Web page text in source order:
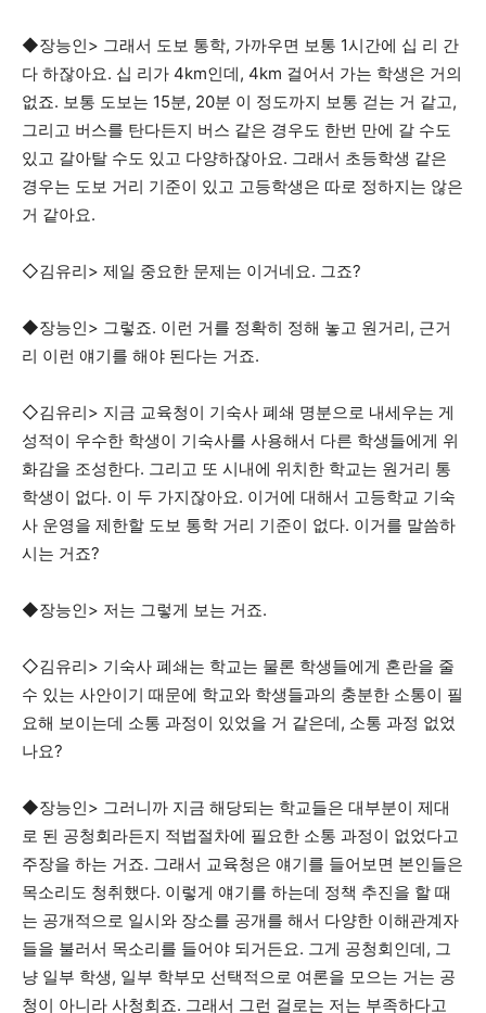
◆장능인> 그래서 도보 통학, 가까우면 보통 1시간에 십 리 간
다 하잖아요. 십 리가 4km인데, 4km 걸어서 가는 학생은 거의
없죠. 보통 도보는 15분, 20분 이 정도까지 보통 걷는 거 같고,
그리고 버스를 탄다든지 버스 같은 경우도 한번 만에 갈 수도
있고 갈아탈 수도 있고 다양하잖아요. 그래서 초등학생 같은
경우는 도보 거리 기준이 있고 고등학생은 따로 정하지는 않은
거 같아요.
◇김유리> 제일 중요한 문제는 이거네요. 그죠?
◆장능인> 그렇죠. 이런 거를 정확히 정해 놓고 원거리, 근거
리 이런 얘기를 해야 된다는 거죠.
◇김유리> 지금 교육청이 기숙사 폐쇄 명분으로 내세우는 게
성적이 우수한 학생이 기숙사를 사용해서 다른 학생들에게 위
화감을 조성한다. 그리고 또 시내에 위치한 학교는 원거리 통
학생이 없다. 이 두 가지잖아요. 이거에 대해서 고등학교 기숙
사 운영을 제한할 도보 통학 거리 기준이 없다. 이거를 말씀하
시는 거죠?
◆장능인> 저는 그렇게 보는 거죠.
◇김유리> 기숙사 폐쇄는 학교는 물론 학생들에게 혼란을 줄
수 있는 사안이기 때문에 학교와 학생들과의 충분한 소통이 필
요해 보이는데 소통 과정이 있었을 거 같은데, 소통 과정 없었
나요?
◆장능인> 그러니까 지금 해당되는 학교들은 대부분이 제대
로 된 공청회라든지 적법절차에 필요한 소통 과정이 없었다고
주장을 하는 거죠. 그래서 교육청은 얘기를 들어보면 본인들은
목소리도 청취했다. 이렇게 얘기를 하는데 정책 추진을 할 때
는 공개적으로 일시와 장소를 공개를 해서 다양한 이해관계자
들을 불러서 목소리를 들어야 되거든요. 그게 공청회인데, 그
냥 일부 학생, 일부 학부모 선택적으로 여론을 모으는 거는 공
청이 아니라 사청회죠. 그래서 그런 걸로는 저는 부족하다고